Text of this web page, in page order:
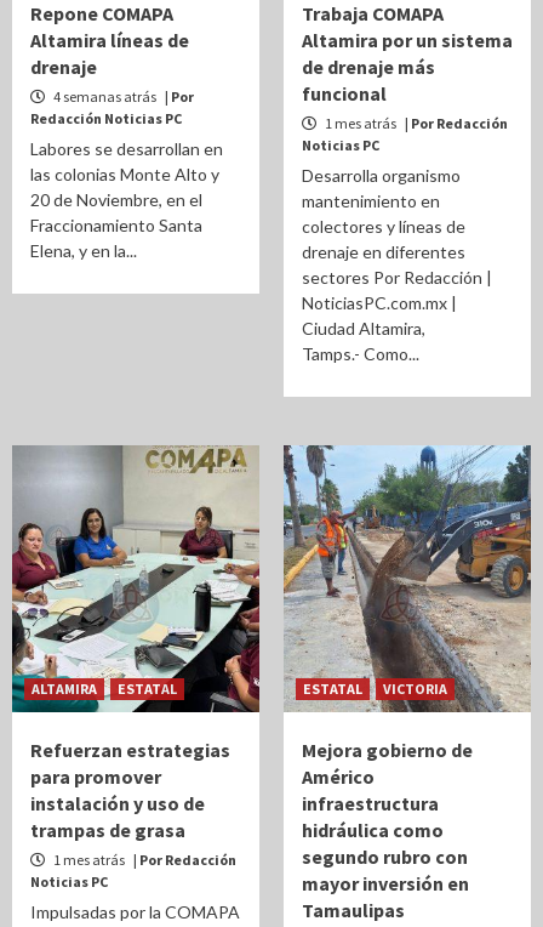
Repone COMAPA
Altamira líneas de
drenaje
4 semanas atrás | Por
Redacción Noticias PC
Labores se desarrollan en
las colonias Monte Alto y
20 de Noviembre, en el
Fraccionamiento Santa
Elena, y en la...
Trabaja COMAPA
Altamira por un sistema
de drenaje más
funcional
1 mes atrás | Por Redacción
Noticias PC
Desarrolla organismo
mantenimiento en
colectores y líneas de
drenaje en diferentes
sectores Por Redacción |
NoticiasPC.com.mx |
Ciudad Altamira,
Tamps.- Como...
ALTAMIRA ESTATAL
Refuerzan estrategias
para promover
instalación y uso de
trampas de grasa
1 mes atrás | Por Redacción
Noticias PC
Impulsadas por la COMAPA
ESTATAL VICTORIA
Mejora gobierno de
Américo
infraestructura
hidráulica como
segundo rubro con
mayor inversión en
Tamaulipas